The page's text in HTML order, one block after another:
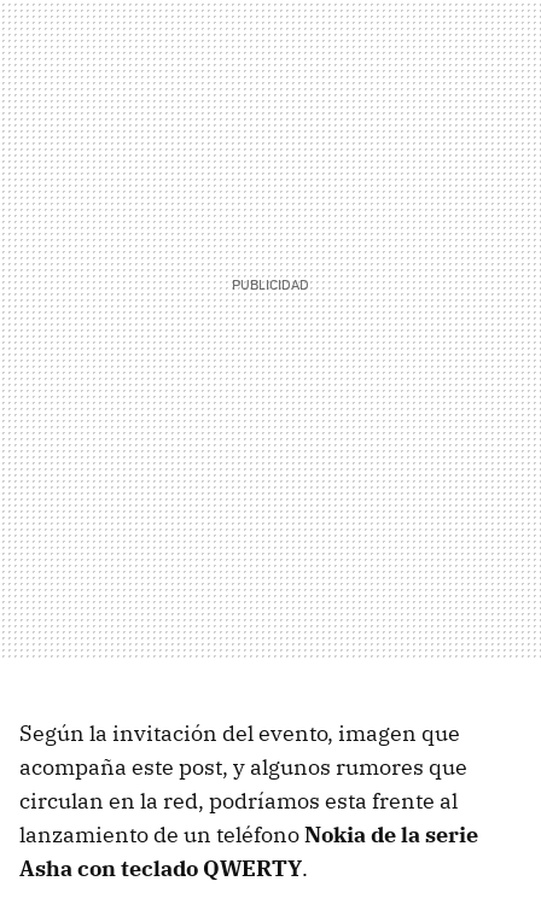
Según la invitación del evento, imagen que
acompaña este post, y algunos rumores que
circulan en la red, podríamos esta frente al
lanzamiento de un teléfonoNokia de la serie
Asha con teclado QWERTY.